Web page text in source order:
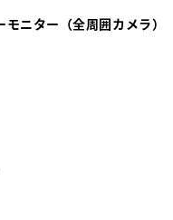
ニター（全周囲カメラ）